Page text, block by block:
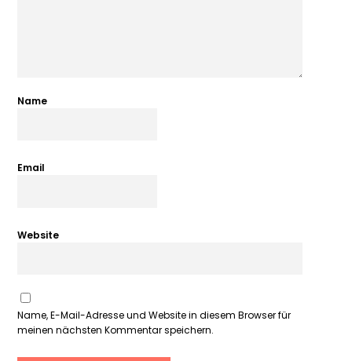
Name
Email
Website
Name, E-Mail-Adresse und Website in diesem Browser für
meinen nächsten Kommentar speichern.